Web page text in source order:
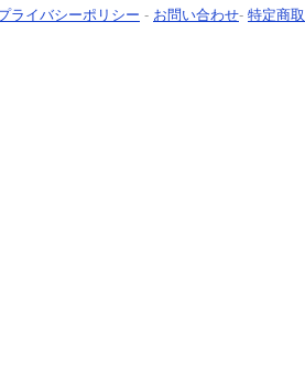
ライバシーポリシー - お問い合わせ- 特定商